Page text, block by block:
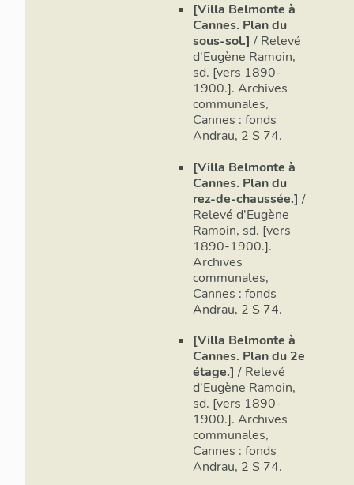
[Villa Belmonte à
Cannes. Plan du
sous-sol.] / Relevé
d'Eugène Ramoin,
sd. [vers 1890-
1900.]. Archives
communales,
Cannes : fonds
Andrau, 2 S 74.
[Villa Belmonte à
Cannes. Plan du
rez-de-chaussée.] /
Relevé d'Eugène
Ramoin, sd. [vers
1890-1900.].
Archives
communales,
Cannes : fonds
Andrau, 2 S 74.
[Villa Belmonte à
Cannes. Plan du 2e
étage.] / Relevé
d'Eugène Ramoin,
sd. [vers 1890-
1900.]. Archives
communales,
Cannes : fonds
Andrau, 2 S 74.